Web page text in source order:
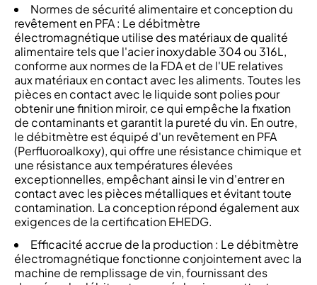
Normes de sécurité alimentaire et conception du
revêtement en PFA : Le débitmètre
électromagnétique utilise des matériaux de qualité
alimentaire tels que l'acier inoxydable 304 ou 316L,
conforme aux normes de la FDA et de l'UE relatives
aux matériaux en contact avec les aliments. Toutes les
pièces en contact avec le liquide sont polies pour
obtenir une finition miroir, ce qui empêche la fixation
de contaminants et garantit la pureté du vin. En outre,
le débitmètre est équipé d'un revêtement en PFA
(Perfluoroalkoxy), qui offre une résistance chimique et
une résistance aux températures élevées
exceptionnelles, empêchant ainsi le vin d'entrer en
contact avec les pièces métalliques et évitant toute
contamination. La conception répond également aux
exigences de la certification EHEDG.
Efficacité accrue de la production : Le débitmètre
électromagnétique fonctionne conjointement avec la
machine de remplissage de vin, fournissant des